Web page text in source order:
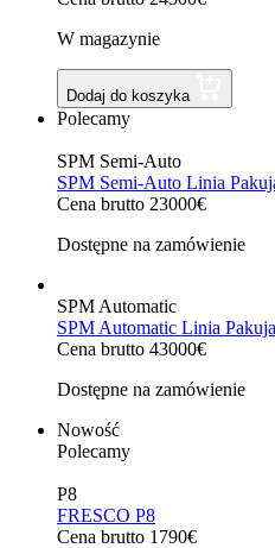
W magazynie
Dodaj do koszyka
Polecamy
SPM Semi-Auto
SPM Semi-Auto Linia
Cena brutto 23000€
Dostępne na zamówienie
SPM Automatic
SPM Automatic Linia
Cena brutto 43000€
Dostępne na zamówienie
Nowość
Polecamy
P8
FRESCO P8
Cena brutto 1790€